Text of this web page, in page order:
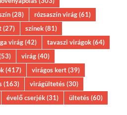
(28) rózsaszín virág(61)
(27) színek(81)
virág(42) tavaszi virágok(64)
virág(40)
(417) virágos kert(39)
(163) virágültetés(30)
évelő cserjék(31) ültetés(60)